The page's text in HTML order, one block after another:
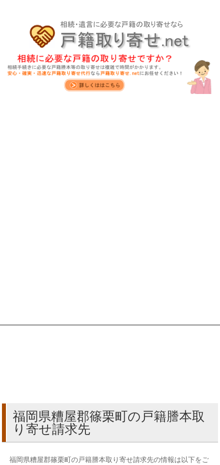
福岡県糟屋郡篠栗町の戸籍謄本取
り寄せ請求先
福岡県糟屋郡篠栗町の戸籍謄本取り寄せ請求先の情報は以下をご